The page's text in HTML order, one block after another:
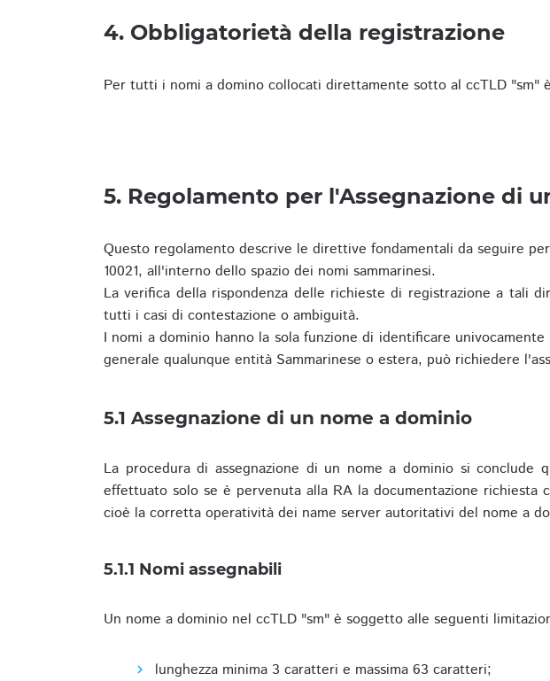
4. Obbligatorietà della registrazione
Per tutti i nomi a domino collocati direttamente sotto al ccTLD "sm"
5. Regolamento per l'Assegnazione di
Questo regolamento descrive le direttive fondamentali da seguire
10021, all'interno dello spazio dei nomi sammarinesi.
La verifica della rispondenza delle richieste di registrazione a tali
tutti i casi di contestazione o ambiguità.
I nomi a dominio hanno la sola funzione di identificare
generale qualunque entità Sammarinese o estera, può richiedere
5.1 Assegnazione di un nome a dominio
La procedura di assegnazione di un nome a dominio si conclude
effettuato solo se è pervenuta alla RA la documentazione
cioè la corretta operatività dei name server autoritativi del nome a
5.1.1 Nomi assegnabili
Un nome a dominio nel ccTLD "sm" è soggetto alle seguenti
lunghezza minima 3 caratteri e massima 63 caratteri;